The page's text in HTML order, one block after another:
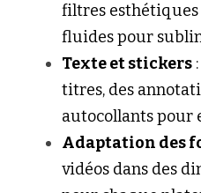
filtres
fluides pour
Texte et stickers
titres, des
autocollants pour
Adaptation des
vidéos dans des